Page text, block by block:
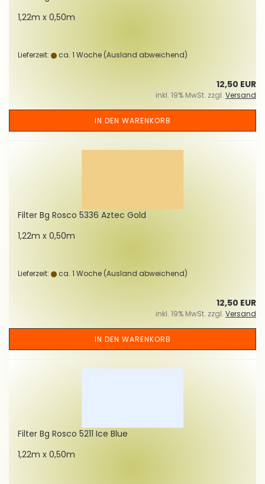
1,22m x 0,50m
Lieferzeit: ca. 1 Woche (Ausland abweichend)
12,50 EUR
inkl. 19% MwSt. zzgl. Versand
IN DEN WARENKORB
Fil­ter Bg Rosco 5336 Aztec Gold
1,22m x 0,50m
Lieferzeit: ca. 1 Woche (Ausland abweichend)
12,50 EUR
inkl. 19% MwSt. zzgl. Versand
IN DEN WARENKORB
Fil­ter Bg Rosco 5211 Ice Blue
1,22m x 0,50m